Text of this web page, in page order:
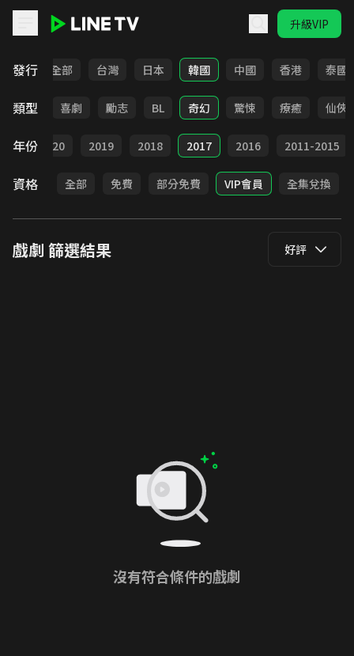
升級VIP
發行 全部 台灣 日本 韓國 中國 香港 泰國
類型
懸疑 喜劇 勵志 BL 奇幻 驚悚 療癒 仙俠
年份 2020 2019 2018 2017 2016 2011-2015
資格 全部 免費 部分免費 VIP會員 全集兌換
戲劇 篩選結果 好評
沒有符合條件的戲劇